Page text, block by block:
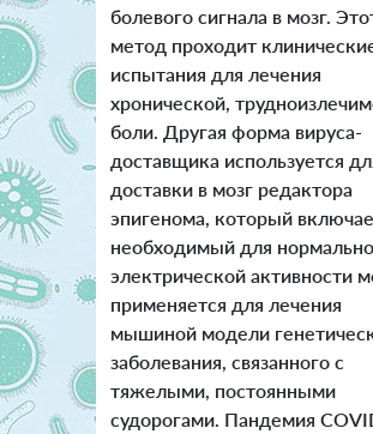
болевого сигнала в мозг.
метод проходит
испытания для лечения
хронической,
боли. Другая форма вируса-
доставщика используется
доставки в мозг редактора
эпигенома, который
необходимый для
электрической активности
применяется для лечения
мышиной модели
заболевания, связанного с
тяжелыми, постоянными
судорогами. Пандемия